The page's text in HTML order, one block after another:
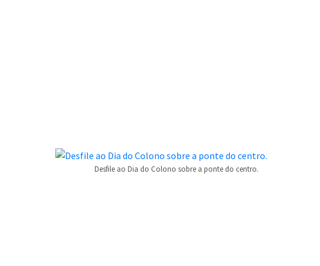
Desfile ao Dia do Colono sobre a ponte do centro.